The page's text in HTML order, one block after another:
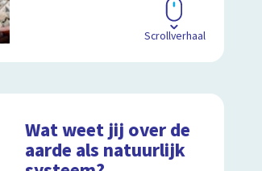
Scrollverhaal
Wat weet jij over de
aarde als natuurlijk